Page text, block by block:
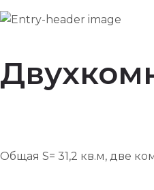
Общая S= 31,2 кв.м, две